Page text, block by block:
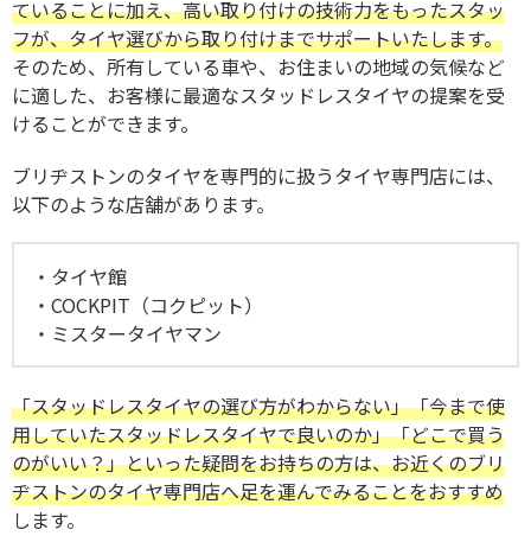
ていることに加え、高い取り付けの技術力をもったスタッ
フが、タイヤ選びから取り付けまでサポートいたします。
そのため、所有している車や、お住まいの地域の気候など
に適した、お客様に最適なスタッドレスタイヤの提案を受
けることができます。
ブリヂストンのタイヤを専門的に扱うタイヤ専門店には、
以下のような店舗があります。
タイヤ館
COCKPIT（コクピット）
ミスタータイヤマン
「スタッドレスタイヤの選び方がわからない」「今まで使
用していたスタッドレスタイヤで良いのか」「どこで買う
のがいい？」といった疑問をお持ちの方は、お近くのブリ
ヂストンのタイヤ専門店へ足を運んでみることをおすすめ
します。